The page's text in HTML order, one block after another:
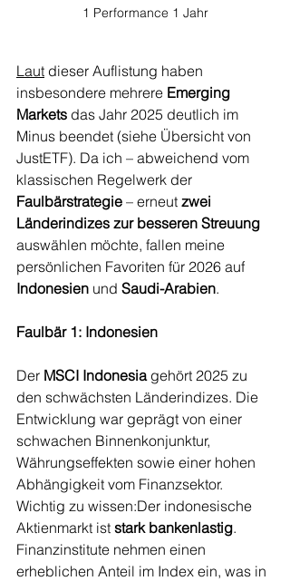
1 Performance 1 Jahr
Laut dieser Auflistung haben
insbesondere mehrere Emerging
Markets das Jahr 2025 deutlich im
Minus beendet (siehe Übersicht von
JustETF). Da ich – abweichend vom
klassischen Regelwerk der
Faulbärstrategie – erneut zwei
Länderindizes zur besseren Streuung
auswählen möchte, fallen meine
persönlichen Favoriten für 2026 auf
Indonesien und Saudi-Arabien.
Faulbär 1: Indonesien
Der MSCI Indonesia gehört 2025 zu
den schwächsten Länderindizes. Die
Entwicklung war geprägt von einer
schwachen Binnenkonjunktur,
Währungseffekten sowie einer hohen
Abhängigkeit vom Finanzsektor.
Wichtig zu wissen:Der indonesische
Aktienmarkt ist stark bankenlastig.
Finanzinstitute nehmen einen
erheblichen Anteil im Index ein, was in